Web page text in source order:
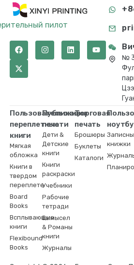
пилот
№ 3
Пользовательские
переплетные
книги
Мягкая
обложка
Книги в
твердом
переплете
Board
Books
Всплывающие
книги
Flexibound
Books
Публикация
печати
Дети &
Детские
книги
Книги
раскраски
Учебники
Рабочие
тетради
Вымысел
& Романы
книги
Журналы
Торговая
печать
Брошюры
Буклеты
Каталоги
книжки